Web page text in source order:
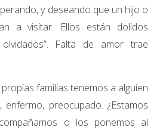
y deseando que un hijo o
a visitar. Ellos están dolidos
Falta de amor trae
familias tenemos a alguien
preocupado. ¿Estamos
o los ponemos al